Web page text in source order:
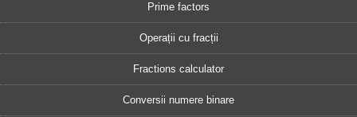
Prime factors
Operații cu fracții
Fractions calculator
Conversii numere binare